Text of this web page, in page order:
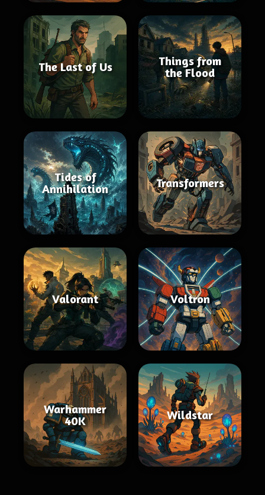
The Last of Us
Things from
the Flood
Tides of
Annihilation
Transformers
Valorant Voltron
Warhammer
40K
Wildstar